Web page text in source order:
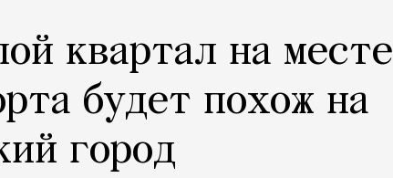
квартал на месте
будет похож на
город